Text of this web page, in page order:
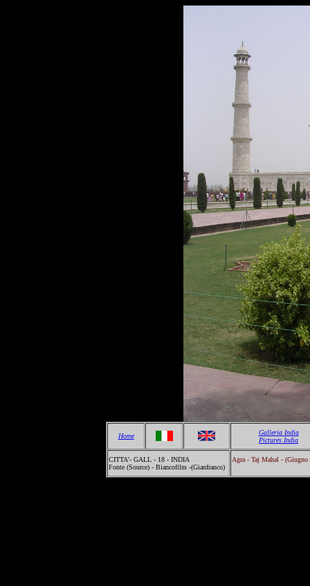
Home
Galleria India
Pictures India
CITTA'- GALL - 18 - INDIA
Fonte (Source) - Biancofilm -(Gianfranco)
Agra - Taj Mahal - (Giugno